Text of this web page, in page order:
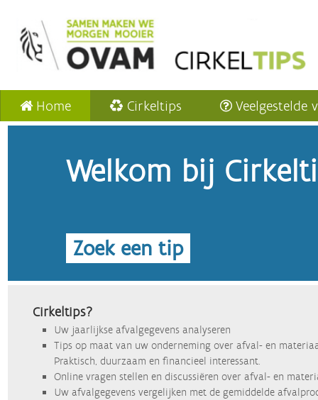
Home Cirkeltips Veelgestelde
Welkom bij
Zoek een tip
Cirkeltips?
Uw jaarlijkse afvalgegevens analyseren
Tips op maat van uw onderneming over afval- en
Praktisch, duurzaam en financieel interessant.
Online vragen stellen en discussiëren over afval- en
Uw afvalgegevens vergelijken met de gemiddelde